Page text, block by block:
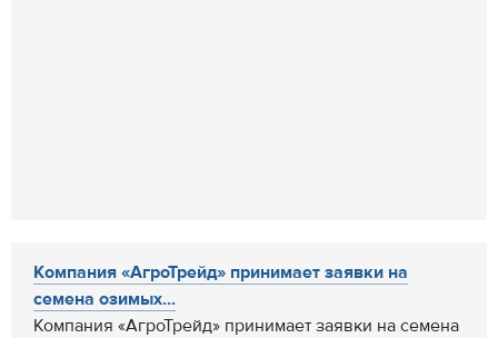
Компания «АгроТрейд» принимает заявки на
семена озимых...
Компания «АгроТрейд» принимает заявки на семена